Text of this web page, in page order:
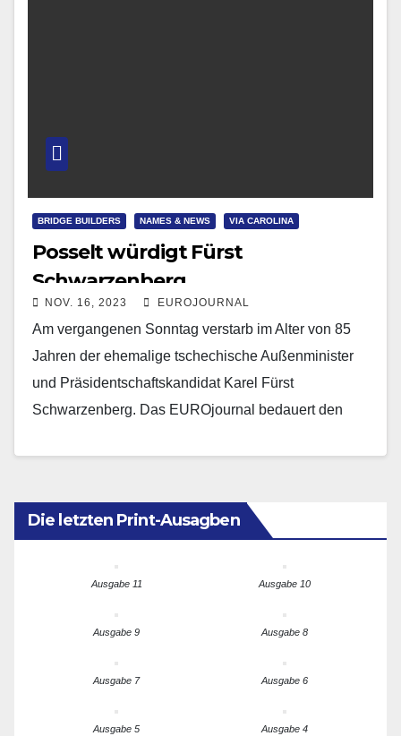
BRIDGE BUILDERS NAMES & NEWS VIA CAROLINA
Posselt würdigt Fürst
Schwarzenberg
NOV. 16, 2023 EUROJOURNAL
Am vergangenen Sonntag verstarb im Alter von 85
Jahren der ehemalige tschechische Außenminister
und Präsidentschaftskandidat Karel Fürst
Schwarzenberg. Das EUROjournal bedauert den
Die letzten Print-Ausagben
Ausgabe 11 Ausgabe 10
Ausgabe 9 Ausgabe 8
Ausgabe 7 Ausgabe 6
Ausgabe 5 Ausgabe 4